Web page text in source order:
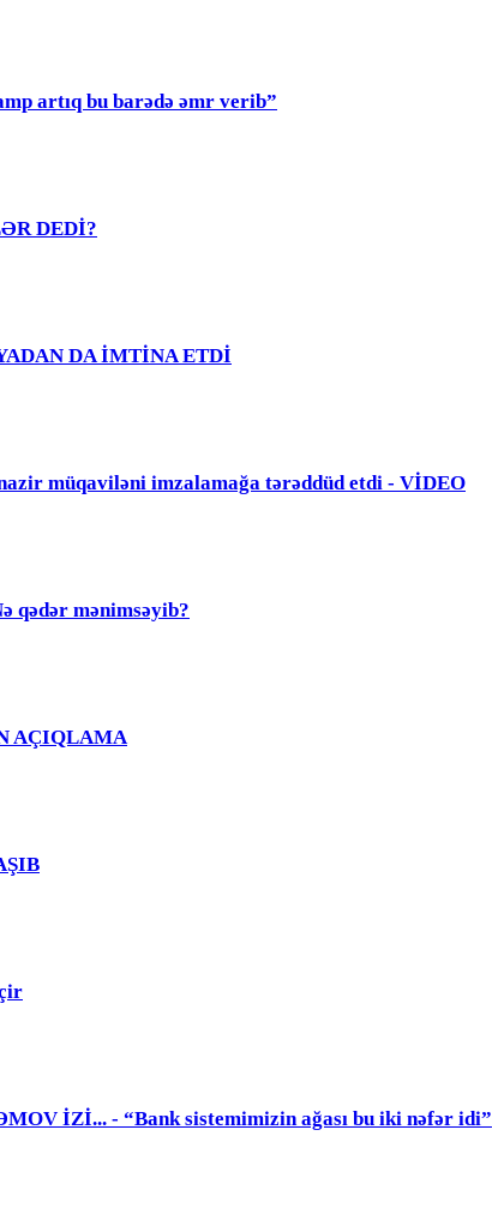
artıq bu barədə əmr verib”
DEDİ?
DA İMTİNA ETDİ
müqaviləni imzalamağa tərəddüd etdi - VİDEO
mənimsəyib?
AÇIQLAMA
İZİ... - “Bank sistemimizin ağası bu iki nəfər idi”